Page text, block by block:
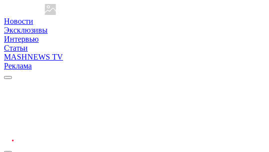
Новости
Эксклюзивы
Интервью
Статьи
MASHNEWS TV
Реклама